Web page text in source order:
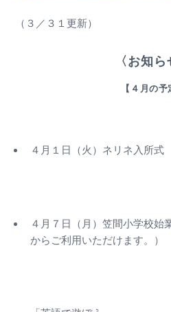
（３／３１更新）
〈お知ら
【４月の予
４月１日（火）ネリネ入所式
４月７日（月）笠間小学校始
からご利用いただけます。）